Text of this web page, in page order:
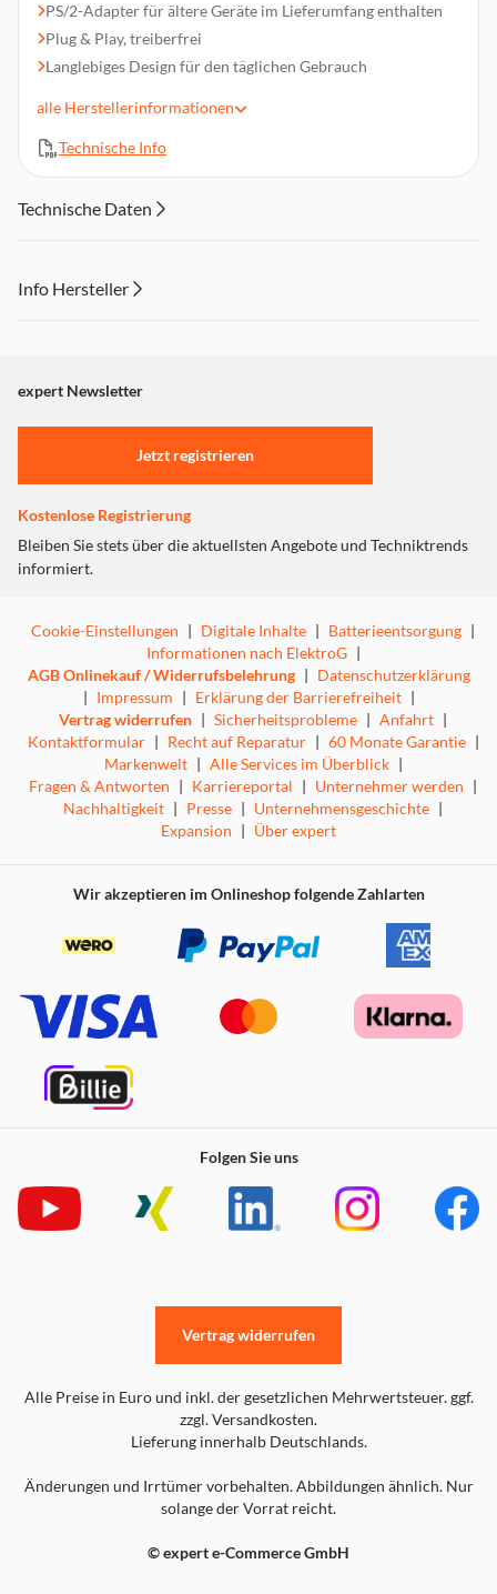
PS/2-Adapter für ältere Geräte im Lieferumfang enthalten
Plug & Play, treiberfrei
Langlebiges Design für den täglichen Gebrauch
alle Herstellerinformationen
Technische Info
Technische Daten
Info Hersteller
"Marketing".
Einstellungen anpassen
expert Newsletter
Jetzt registrieren
Kostenlose Registrierung
Bleiben Sie stets über die aktuellsten Angebote und Techniktrends
informiert.
Cookie-Einstellungen | Digitale Inhalte | Batterieentsorgung |
Informationen nach ElektroG |
AGB Onlinekauf / Widerrufsbelehrung | Datenschutzerklärung
| Impressum | Erklärung der Barrierefreiheit |
Vertrag widerrufen | Sicherheitsprobleme | Anfahrt |
Kontaktformular | Recht auf Reparatur | 60 Monate Garantie |
Markenwelt | Alle Services im Überblick |
Fragen & Antworten | Karriereportal | Unternehmer werden |
Nachhaltigkeit | Presse | Unternehmensgeschichte |
Expansion | Über expert
Wir akzeptieren im Onlineshop folgende Zahlarten
Folgen Sie uns
Alle Preise in Euro und inkl. der gesetzlichen Mehrwertsteuer. ggf.
zzgl. Versandkosten.
Lieferung innerhalb Deutschlands.
Änderungen und Irrtümer vorbehalten. Abbildungen ähnlich. Nur
solange der Vorrat reicht.
© expert e-Commerce GmbH
Vertrag widerrufen